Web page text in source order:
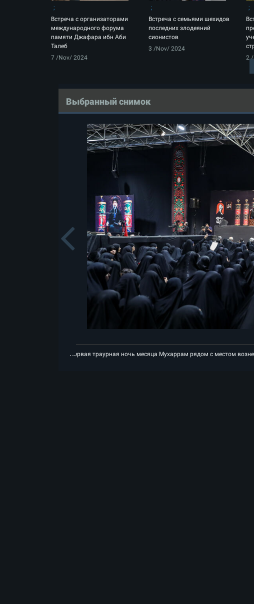
Встреча с организаторами
международного форума
памяти Джафара ибн Аби
Талеб
7 /Nov/ 2024
Встреча с семьями шехидов
последних злодеяний
сионистов
3 /Nov/ 2024
2
Выбранный снимок
Мухаррам рядом с местом вознесения на небеса Лидера-шехида Исламской
Previous